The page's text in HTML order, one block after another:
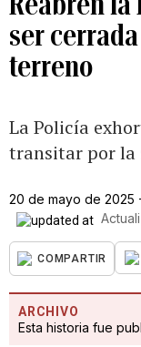
ser
terreno
La Policía
transitar por la
20 de mayo de 2025
COMPARTIR
ARCHIVO
Esta historia fue